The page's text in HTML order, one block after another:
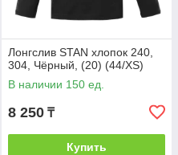
Лонгслив STAN хлопок 240,
304, Чёрный, (20) (44/XS)
В наличии 150 ед.
8 250 ₸
Купить